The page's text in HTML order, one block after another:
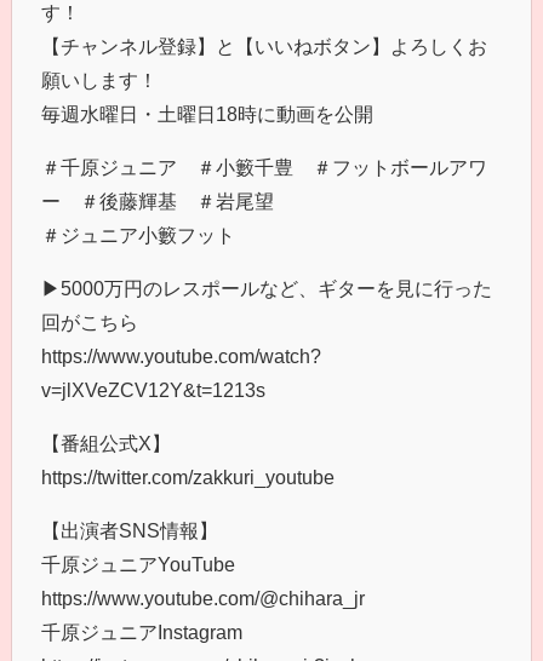
す！
【チャンネル登録】と【いいねボタン】よろしくお
願いします！
毎週水曜日・土曜日18時に動画を公開
＃千原ジュニア ＃小籔千豊 ＃フットボールアワ
ー ＃後藤輝基 ＃岩尾望
＃ジュニア小籔フット
▶︎5000万円のレスポールなど、ギターを見に行った
回がこちら
https://www.youtube.com/watch?
v=jlXVeZCV12Y&t=1213s
【番組公式X】
https://twitter.com/zakkuri_youtube
【出演者SNS情報】
千原ジュニアYouTube
https://www.youtube.com/@chihara_jr
千原ジュニアInstagram